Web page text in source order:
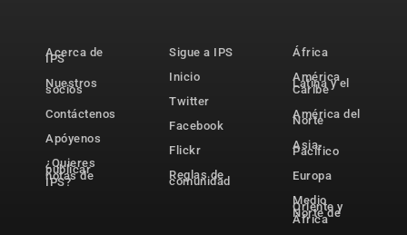
Acerca de
IPS
Nuestros
socios
Contáctenos
Apóyenos
¿Quieres
publicar
notas de
IPS?
Sigue a IPS
Inicio
Twitter
Facebook
Flickr
Reglas de
comunidad
África
América
Latina y el
Caribe
América del
Norte
Asia-
Pacífico
Europa
Medio
Oriente y
Norte de
África